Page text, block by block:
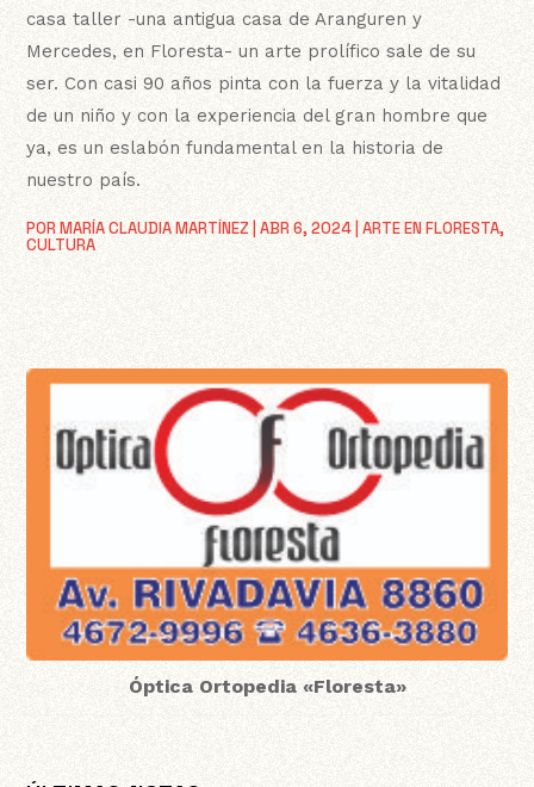
PORMARÍA CLAUDIA MARTÍNEZ |ABR 6, 2024 |ARTE EN FLORESTA,
CULTURA
casa taller -una antigua casa de Aranguren y
Mercedes, en Floresta- un arte prolífico sale de su
ser. Con casi 90 años pinta con la fuerza y la vitalidad
de un niño y con la experiencia del gran hombre que
ya, es un eslabón fundamental en la historia de
nuestro país.
Óptica Ortopedia «Floresta»